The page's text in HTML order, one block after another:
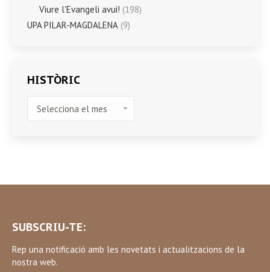
Viure l'Evangeli avui! (198)
UPA PILAR-MAGDALENA (9)
HISTÒRIC
SUBSCRIU-TE:
Rep una notificació amb les novetats i actualitzacions de la
nostra web.